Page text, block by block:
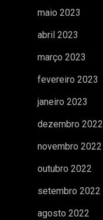
maio 2023
abril 2023
março 2023
fevereiro 2023
janeiro 2023
dezembro 2022
novembro 2022
outubro 2022
setembro 2022
agosto 2022